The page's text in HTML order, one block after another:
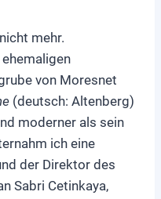
mehr.
von Moresnet
(deutsch: Altenberg)
moderner als sein
ich eine
der Direktor des
Sabri Cetinkaya,